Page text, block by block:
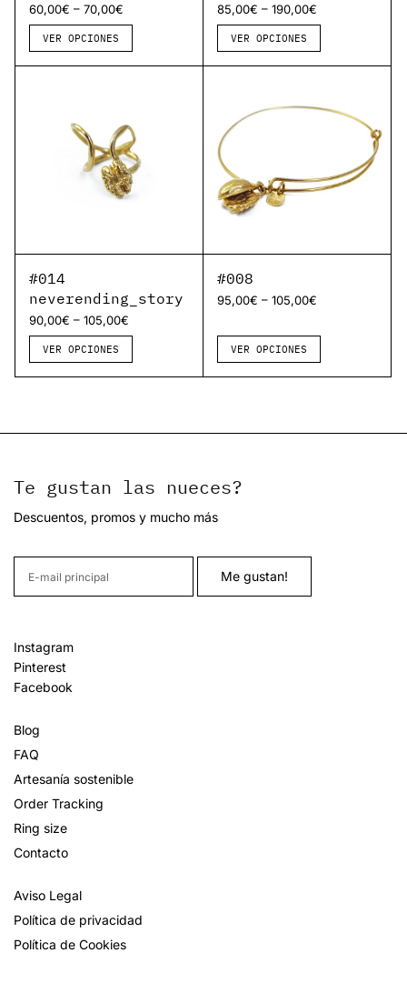
60,00€ – 70,00€
VER OPCIONES
85,00€ – 190,00€
VER OPCIONES
#014
neverending_story
90,00€ – 105,00€
VER OPCIONES
#008
95,00€ – 105,00€
VER OPCIONES
Te gustan las nueces?
Descuentos, promos y mucho más
Instagram
Pinterest
Facebook
Blog
FAQ
Artesanía sostenible
Order Tracking
Ring size
Contacto
Aviso Legal
Política de privacidad
Política de Cookies